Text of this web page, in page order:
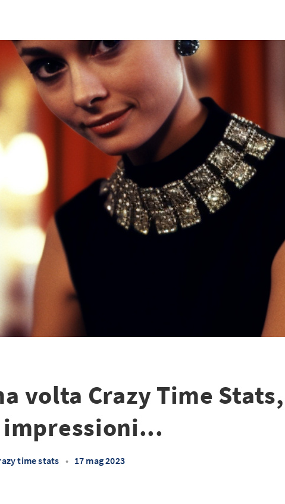
volta Crazy Time Stats,
time stats • 17 mag 2023